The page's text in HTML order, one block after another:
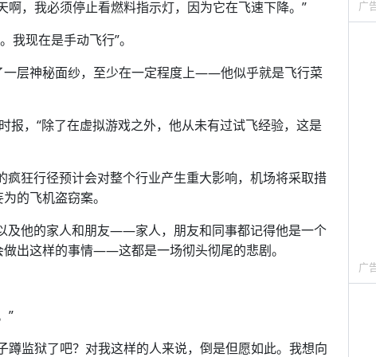
啊，我必须停止看燃料指示灯，因为它在飞速下降。”
我现在是手动飞行”。
一层神秘面纱，至少在一定程度上——他似乎就是飞行菜
报，“除了在虚拟游戏之外，他从未有过试飞经验，这是
狂行径预计会对整个行业产生重大影响，机场将采取措
的飞机盗窃案。
及他的家人和朋友——家人，朋友和同事都记得他是一个
出这样的事情——这都是一场彻头彻尾的悲剧。
”
蹲监狱了吧？对我这样的人来说，倒是但愿如此。我想向
广
广